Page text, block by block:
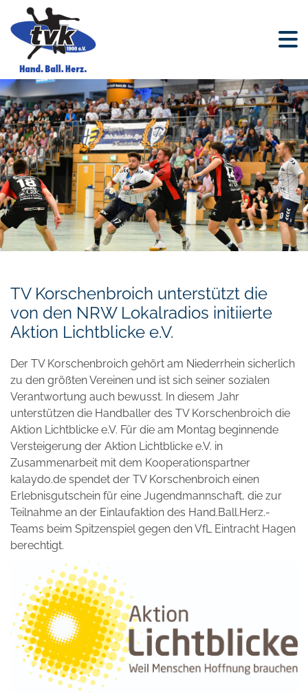
TV Korschenbroich unterstützt die
von den NRW Lokalradios initiierte
Aktion Lichtblicke e.V.
Der TV Korschenbroich gehört am Niederrhein sicherlich
zu den größten Vereinen und ist sich seiner sozialen
Verantwortung auch bewusst. In diesem Jahr
unterstützen die Handballer des TV Korschenbroich die
Aktion Lichtblicke e.V. Für die am Montag beginnende
Versteigerung der Aktion Lichtblicke e.V. in
Zusammenarbeit mit dem Kooperationspartner
kalaydo.de spendet der TV Korschenbroich einen
Erlebnisgutschein für eine Jugendmannschaft, die zur
Teilnahme an der Einlaufaktion des Hand.Ball.Herz.-
Teams beim Spitzenspiel gegen den VfL Eintracht Hagen
berechtigt.